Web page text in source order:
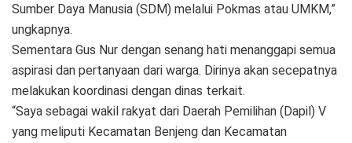
Sumber Daya Manusia (SDM) melalui Pokmas atau UMKM,”
ungkapnya.
Sementara Gus Nur dengan senang hati menanggapi semua
aspirasi dan pertanyaan dari warga. Dirinya akan secepatnya
melakukan koordinasi dengan dinas terkait.
“Saya sebagai wakil rakyat dari Daerah Pemilihan (Dapil) V
yang meliputi Kecamatan Benjeng dan Kecamatan